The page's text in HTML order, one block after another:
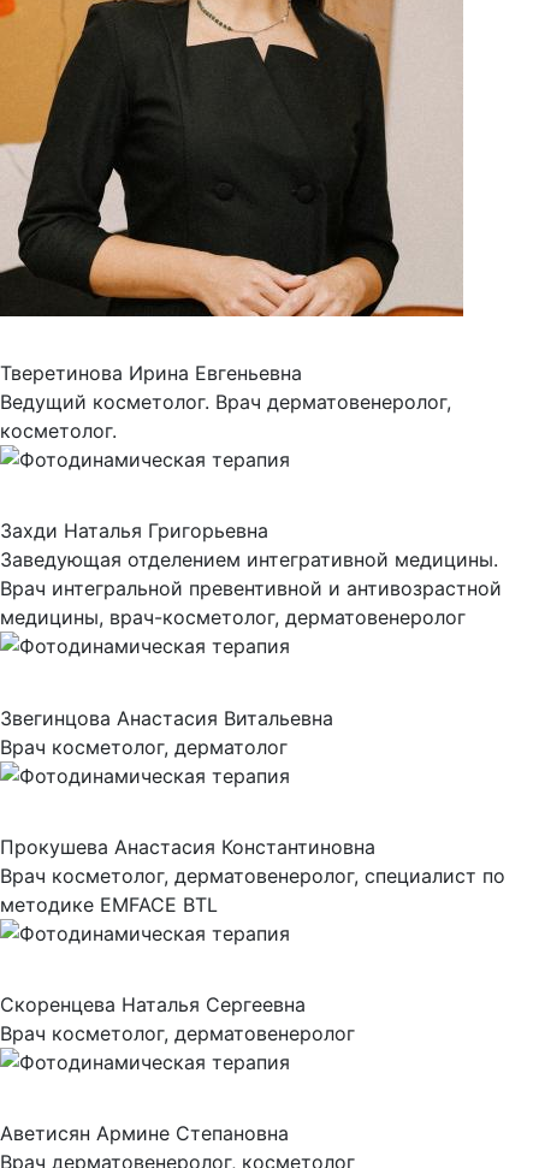
Тверетинова Ирина Евгеньевна
Ведущий косметолог. Врач дерматовенеролог,
косметолог.
Захди Наталья Григорьевна
Заведующая отделением интегративной медицины.
Врач интегральной превентивной и антивозрастной
медицины, врач-косметолог, дерматовенеролог
Звегинцова Анастасия Витальевна
Врач косметолог, дерматолог
Прокушева Анастасия Константиновна
Врач косметолог, дерматовенеролог, специалист по
методике EMFACE BTL
Скоренцева Наталья Сергеевна
Врач косметолог, дерматовенеролог
Аветисян Армине Степановна
Врач дерматовенеролог, косметолог